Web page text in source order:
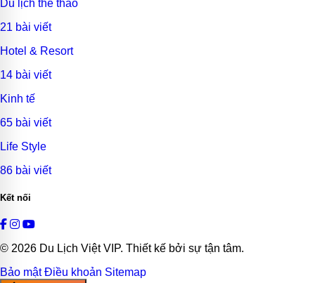
Du lịch thể thao
21 bài viết
Hotel & Resort
14 bài viết
Kinh tế
65 bài viết
Life Style
86 bài viết
Kết nối
© 2026 Du Lịch Việt VIP. Thiết kế bởi sự tận tâm.
Bảo mật Điều khoản Sitemap